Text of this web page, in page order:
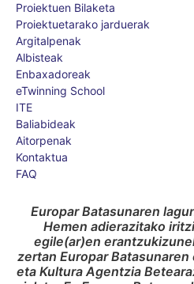
Proiektuen Bilaketa
Proiektuetarako jarduerak
Argitalpenak
Albisteak
Enbaxadoreak
eTwinning School
ITE
Baliabideak
Aitorpenak
Kontaktua
FAQ
Europar Batasunaren
Hemen adierazitako
egile(ar)en
zertan Europar
eta Kultura Agentzia